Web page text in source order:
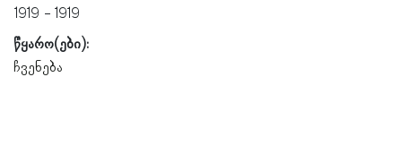
1919
1919
წყარო(ები):
ჩვენება